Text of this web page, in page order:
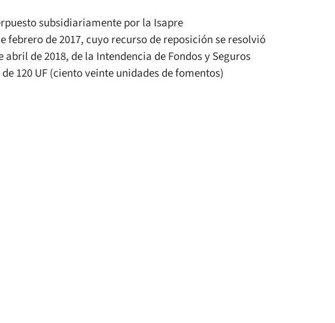
subsidiariamente por la Isapre
febrero de 2017, cuyo recurso de reposición se resolvió
de 2018, de la Intendencia de Fondos y Seguros
120 UF (ciento veinte unidades de fomentos)